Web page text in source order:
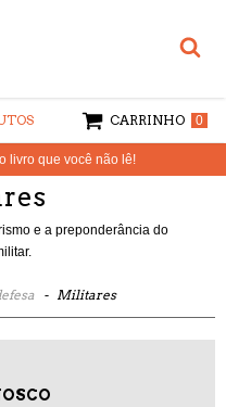
CARRINHO 0
livro que você não lê!
e a preponderância do
- Militares